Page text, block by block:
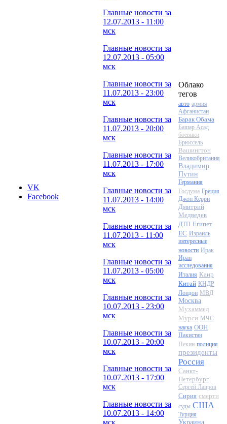
VK
Facebook
Главные новости за
12.07.2013 - 11:00
мск
Главные новости за
12.07.2013 - 05:00
мск
Главные новости за
11.07.2013 - 23:00
мск
Главные новости за
11.07.2013 - 20:00
мск
Главные новости за
11.07.2013 - 17:00
мск
Главные новости за
11.07.2013 - 14:00
мск
Главные новости за
11.07.2013 - 11:00
мск
Главные новости за
11.07.2013 - 05:00
мск
Главные новости за
10.07.2013 - 23:00
мск
Главные новости за
10.07.2013 - 20:00
мск
Главные новости за
10.07.2013 - 17:00
мск
Главные новости за
10.07.2013 - 14:00
мск
Облако
тегов
авто армия
Афганистан
Барак Обама
Башар Асад
боевики
Брюссель
Вашингтон
Великобритания
Владимир
Путин
Германия
Госдума Греция
Джон Керри
Дмитрий
Медведев
ДТП Египет
ЕС Израиль
интересные
новости Ирак
Иран
исследования
Италия Каир
Китай КНДР
Лондон МВД
Москва
Мухаммед
Мурси МЧС
наука ООН
Пакистан
Пекин полиция
президенты
Россия
Санкт-
Петербург
Сергей Лавров
Сирия смерти
суды США
Турция
Украина